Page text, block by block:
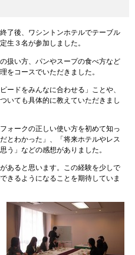
了後、ワシントンホテルでテーブル
生３名が参加しました。
扱い方、パンやスープの食べ方など
をコースでいただきました。
ードをみんなに合わせる」ことや、
いても具体的に教えていただきまし
ォークの正しい使い方を初めて知っ
とわかった」、「将来ホテルやレス
う」などの感想がありました。
あると思います。この経験を少しで
きるようになることを期待していま